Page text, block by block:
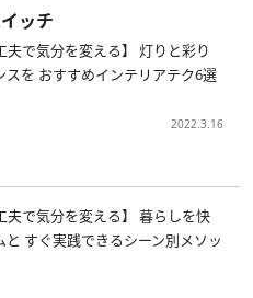
ッチ
夫で気分を変える】 灯りと彩り
スを おすすめインテリアテク6選
2022.3.16
夫で気分を変える】 暮らしを快
すぐ実践できるシーン別メソッ